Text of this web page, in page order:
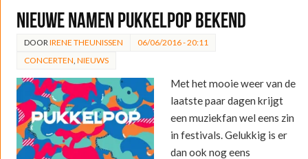
Nieuwe namen Pukkelpop bekend
DOOR IRENE THEUNISSEN
06/06/2016 - 20:11
CONCERTEN NIEUWS
Met het mooie weer van de
laatste paar dagen krijgt
een muziekfan wel eens zin
in festivals. Gelukkig is er
dan ook nog eens